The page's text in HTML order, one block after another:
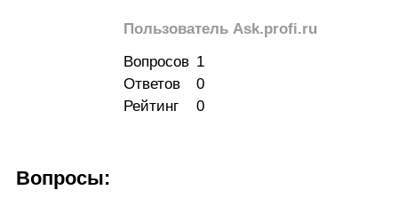
Пользователь Ask.profi.ru
Вопросов 1
Ответов
0
Рейтинг
0
Вопросы: